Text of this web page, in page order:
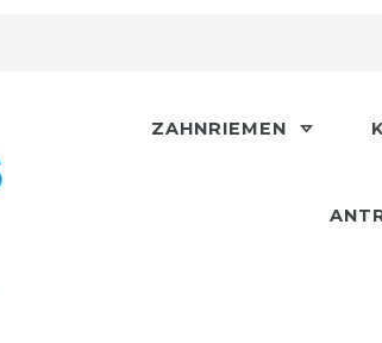
ZAHNRIEMEN